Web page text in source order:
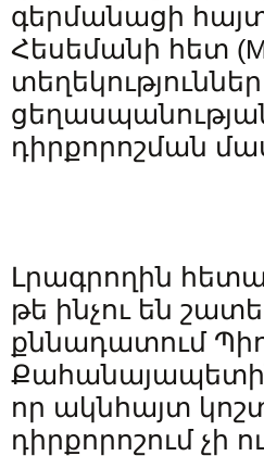
գերմանացի
Հեսեմանի հետ
դիրքորոշման
Լրագրողին
թե ինչու են
քննադատում
որ ակնհայտ
դիրքորոշում չի